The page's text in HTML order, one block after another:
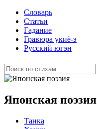
Словарь
Статьи
Гадание
Гравюра укиё-э
Русский югэн
Японская поэзия
Танка